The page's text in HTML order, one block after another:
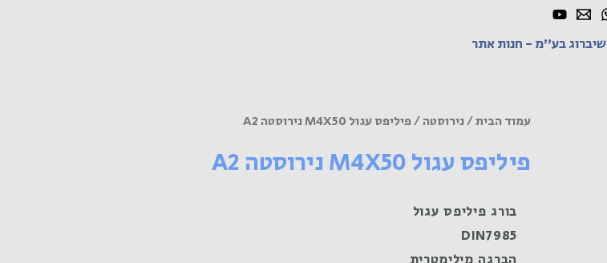
שיברוג בע"מ - חנות אתר
עמוד הבית/נירוסטה/ פיליפס עגול M4X50 נירוסטה A2
פיליפס עגול M4X50 נירוסטה A2
בורג פיליפס עגול
DIN7985